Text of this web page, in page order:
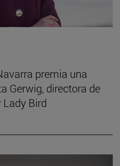
premia una
Gerwig, directora de
Lady Bird